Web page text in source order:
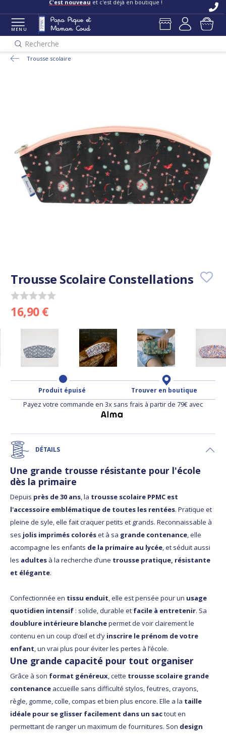
C'est nouveau et c'est déjà en boutique !
MENU
Recherche
Trousse scolaire
Trousse Scolaire Constellations
16,90 €
Produit épuisé Trouver en boutique
Payez votre commande en 3x sans frais à partir de 79€ avec
DÉTAILS
Une grande trousse résistante pour l'école
dès la primaire
Depuis près de 30 ans, la trousse scolaire PPMC est
l'accessoire emblématique de toutes les rentées. Pratique et
pleine de syle, elle fait craquer petits et grands. Reconnaissable à
ses jolis imprimés coloréset à sa grande contenance, elle
accompagne les enfants de la primaire au lycée, et séduit aussi
les adultes à la recherche d’une trousse pratique, résistante
et élégante.
Confectionnée en tissu enduit, elle est pensée pour un usage
quotidien intensif : solide, durable et facile à entretenir. Sa
doublure intérieure blanchepermet de voir clairement le
contenu en un coup d’œil et d’y inscrire le prénom de votre
enfant, un vrai plus pour éviter les pertes à l’école.
Une grande capacité pour tout organiser
Grâce à son format généreux, cette trousse scolaire grande
contenance accueille sans difficulté stylos, feutres, crayons,
règle, gomme, colle, compas et bien plus encore. Elle a la taille
idéale pour se glisser facilement dans un sactout en
permettant de ranger un maximum de fournitures. Son design